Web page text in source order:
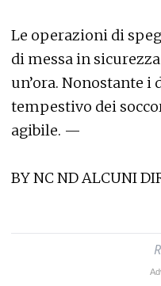
Le operazioni di
di messa in
un’ora. Nonostante i
tempestivo dei
agibile. —
BY NC ND ALCUNI